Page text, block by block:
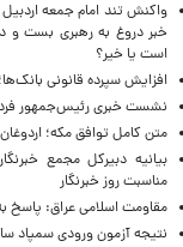
واکنش تند امام جمعه
خبر دروغ به رهبری بست و
است یا خیر؟
افزایش سپرده قانونی
نشست خبری رئیس‌جمهور
متن کامل توافق مکه؛
بیانیه دبیرکل مجمع
مناسبت روز خبرنگار
مقاومت اسلامی عراق: پاسخ
نتیجه آزمون ورودی سمپاد سال ۱۴۰۵